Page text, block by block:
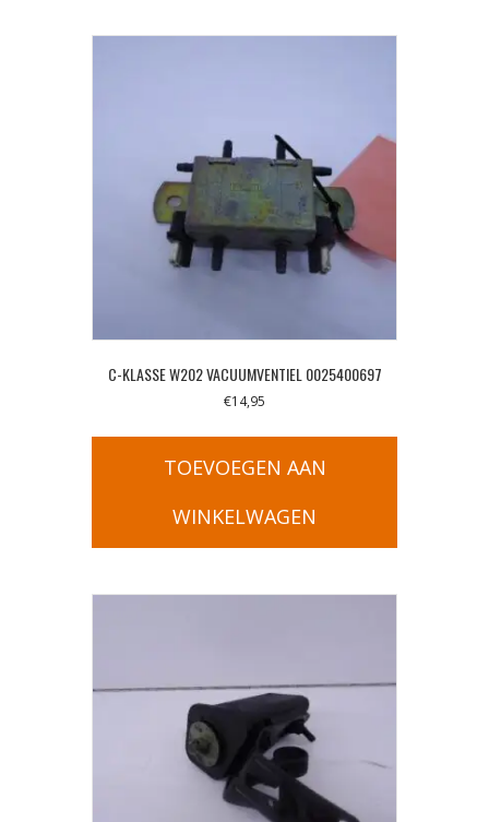
C-KLASSE W202 VACUUMVENTIEL 0025400697
€14,95
TOEVOEGEN AAN
WINKELWAGEN